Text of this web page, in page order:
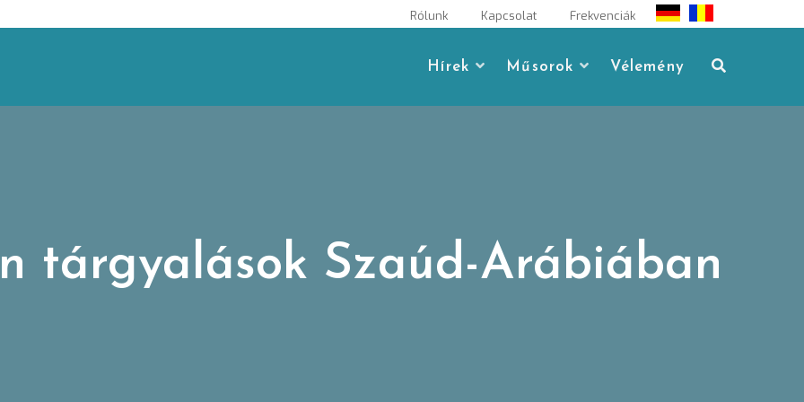
Rólunk Kapcsolat Frekvenciák
Hírek Műsorok Vélemény
tárgyalások Szaúd-Arábiában